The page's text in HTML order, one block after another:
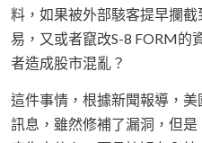
料，如果被外部駭客提早攔
易，又或者竄改S-8 FORM的
者造成股市混亂？
這件事情，根據新聞報導，
訊息，雖然修補了漏洞，但